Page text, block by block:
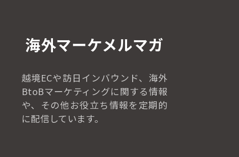
海外マーケメルマガ
越境ECや訪日インバウンド、 海外
BtoBマーケティングに関する情報
や、 その他お役立ち情報を定期的
に配信しています。